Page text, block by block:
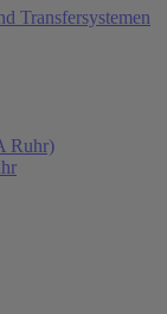
Transfersystemen
Ruhr)